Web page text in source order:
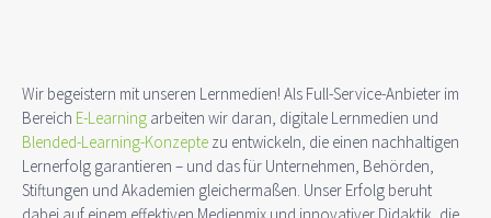
Wir begeistern mit unseren Lernmedien! Als Full-Service-Anbieter im
Bereich E-Learning arbeiten wir daran, digitale Lernmedien und
Blended-Learning-Konzepte zu entwickeln, die einen nachhaltigen
Lernerfolg garantieren – und das für Unternehmen, Behörden,
Stiftungen und Akademien gleichermaßen. Unser Erfolg beruht